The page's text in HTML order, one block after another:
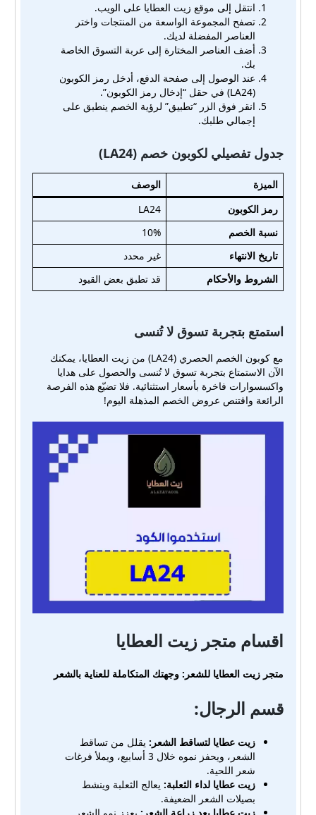
انتقل إلى موقع زيت العطايا على الويب.
تصفح المجموعة الواسعة من المنتجات واختر
العناصر المفضلة لديك.
أضف العناصر المختارة إلى عربة التسوق الخاصة
بك.
عند الوصول إلى صفحة الدفع، أدخل رمز الكوبون
(LA24) في حقل “إدخال رمز الكوبون”.
انقر فوق الزر “تطبيق” لرؤية الخصم ينطبق على
إجمالي طلبك.
جدول تفصيلي لكوبون خصم (LA24)
الميزة
الوصف
رمز الكوبون
LA24
نسبة الخصم
10%
تاريخ الانتهاء
غير محدد
الشروط والأحكام
قد تطبق بعض القيود
استمتع بتجربة تسوق لا تُنسى
مع كوبون الخصم الحصري (LA24) من زيت العطايا، يمكنك
الآن الاستمتاع بتجربة تسوق لا تُنسى والحصول على هدايا
واكسسوارات فاخرة بأسعار استثنائية. فلا تضيّع هذه الفرصة
الرائعة واقتنص عروض الخصم المذهلة اليوم!
اقسام متجر زيت العطايا
متجر زيت العطايا للشعر: وجهتك المتكاملة للعناية بالشعر
قسم الرجال:
زيت عطايا لتساقط الشعر: يقلل من تساقط
الشعر، ويحفز نموه خلال 3 أسابيع، ويملأ فرغات
شعر اللحية.
زيت عطايا لداء الثعلبة:يعالج الثعلبة وينشط
بصيلات الشعر الضعيفة.
زيت عطايا بعد زراعة الشعر: يعزز نمو الشعر